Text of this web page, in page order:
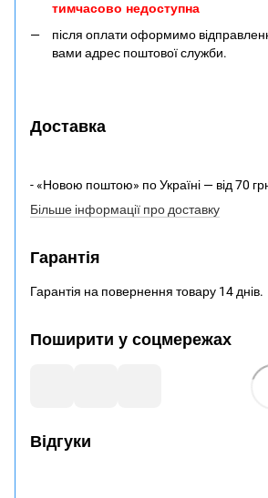
тимчасово недоступна
після оплати оформимо
вами адрес поштової служби.
Доставка
- «Новою поштою» по Україні — від 70
Більше інформації про доставку
Гарантія
Гарантія на повернення товару 14 днів.
Поширити у соцмережах
Відгуки